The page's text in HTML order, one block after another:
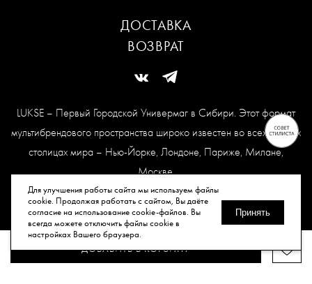
Для улучшения работы сайта мы используем файлы
cookie. Продолжая работать с сайтом, Вы даёте
согласие на использование cookie-файлов. Вы
всегда можете отключить файлы cookie в
настройках Вашего браузера.
Принять
ДОБАВИТЬ В КОРЗИНУ
LUKSE – Первый Городской Универмаг в Сибири. Этот формат
мультибрендового пространства широко известен во всех модных
столицах мира – Нью-Йорке, Лондоне, Париже, Милане,
Москве.
Карта сайта
© Все права защищены, 2026.
ДОСТАВКА
ВОЗВРАТ